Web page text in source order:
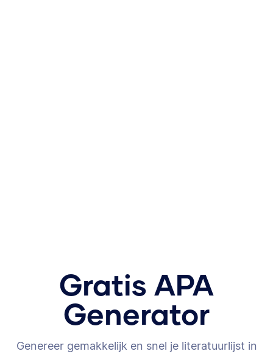
Gratis APA
Generator
Genereer gemakkelijk en snel je literatuurlijst in